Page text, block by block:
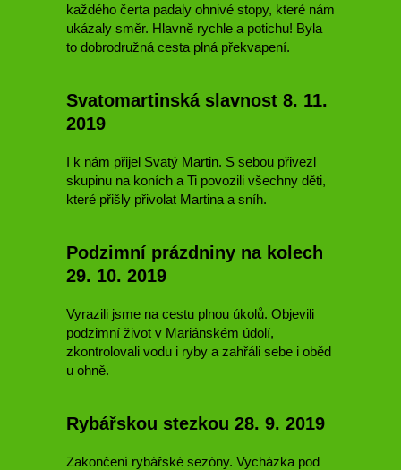
každého čerta padaly ohnivé stopy, které nám
ukázaly směr. Hlavně rychle a potichu! Byla
to dobrodružná cesta plná překvapení.
Svatomartinská slavnost 8. 11.
2019
I k nám přijel Svatý Martin. S sebou přivezl
skupinu na koních a Ti povozili všechny děti,
které přišly přivolat Martina a sníh.
Podzimní prázdniny na kolech
29. 10. 2019
Vyrazili jsme na cestu plnou úkolů. Objevili
podzimní život v Mariánském údolí,
zkontrolovali vodu i ryby a zahřáli sebe i oběd
u ohně.
Rybářskou stezkou 28. 9. 2019
Zakončení rybářské sezóny. Vycházka pod